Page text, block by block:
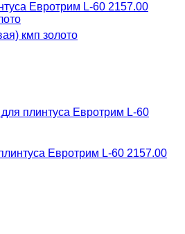
Евротрим L-60 2157.00
Евротрим L-60 2157.00